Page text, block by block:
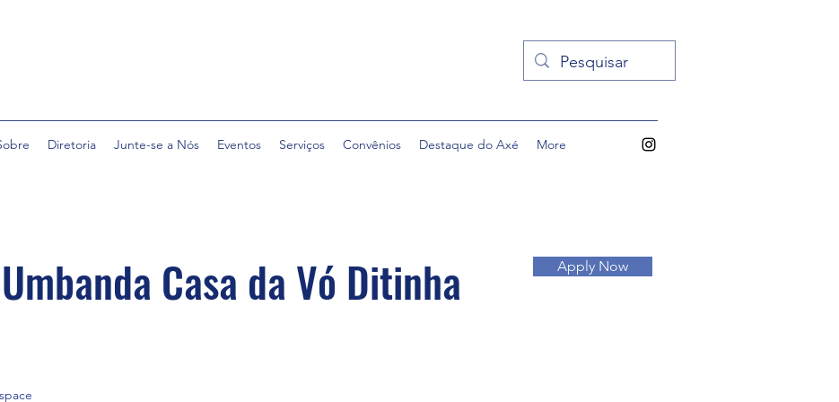
Diretoria Junte-se a Nós Eventos Serviços Convênios Destaque do Axé More
Casa da Vó Ditinha Apply Now